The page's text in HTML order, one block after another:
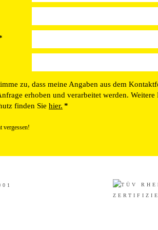
zu, dass meine Angaben aus dem
erhoben und verarbeitet werden. Weitere
finden Sie hier. *
vergessen!